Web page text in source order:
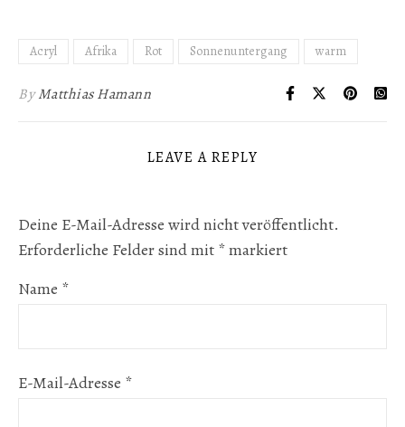
Acryl Afrika Rot Sonnenuntergang warm
ByMatthias Hamann
LEAVE A REPLY
Deine E-Mail-Adresse wird nicht veröffentlicht.
Erforderliche Felder sind mit *markiert
Name *
E-Mail-Adresse *